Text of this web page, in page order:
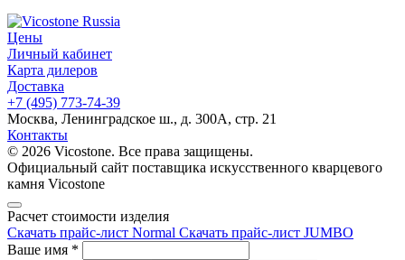
Цены
Личный кабинет
Карта дилеров
Доставка
+7 (495) 773-74-39
Москва, Ленинградское ш., д. 300А, стр. 21
Контакты
© 2026 Vicostone. Все права защищены.
Официальный сайт поставщика искусственного кварцевого
камня Vicostone
Расчет стоимости изделия
Скачать прайс-лист Normal Скачать прайс-лист JUMBO
Ваше имя *